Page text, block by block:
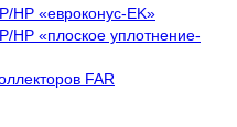
НР «евроконус-EK»
НР «плоское уплотнение-
FAR